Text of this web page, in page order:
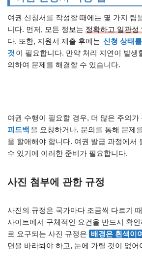
여권 신청서를 작성할 때에는 몇 가지 팁
니다. 먼저, 모든 정보는 정확하고 일관성
다. 또한, 지원서 제출 후에는 신청 상태
것 이 필요합니다. 만약 처리 지연이 발생
의하여 문제를 해결할 수 있습니다.
여권 수행이 필요할 경우, 더 많은 주의가
피드백 을 요청하거나, 문의를 통해 문제
을 할애해야 합니다. 여권 발급 과정에서
수 있기에 이러한 준비가 필요합니다.
사진 첨부에 관한 규정
사진의 규정은 국가마다 조금씩 다르기
사이트에서 구체적인 요건을 반드시 확
로 요구되는 사진 규정은 배경은 흰색이
면을 바라봐야 하고, 눈에 가릴 것이 없어